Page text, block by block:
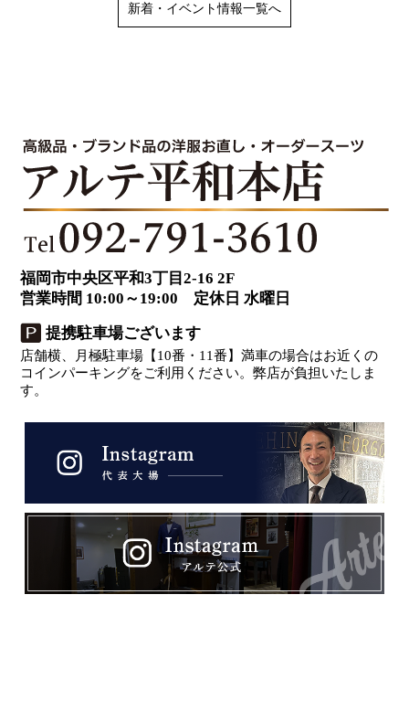
新着・イベント情報一覧へ
福岡市中央区平和3丁目2-16 2F
営業時間 10:00～19:00 定休日 水曜日
提携駐車場ございます
店舗横、月極駐車場【10番・11番】満車の場合はお近くの
コインパーキングをご利用ください。弊店が負担いたしま
す。